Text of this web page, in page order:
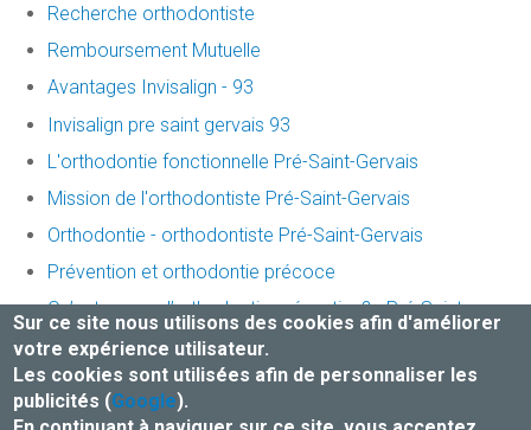
Recherche orthodontiste
Remboursement Mutuelle
Avantages Invisalign - 93
Invisalign pre saint gervais 93
L'orthodontie fonctionnelle Pré-Saint-Gervais
Mission de l'orthodontiste Pré-Saint-Gervais
Orthodontie - orthodontiste Pré-Saint-Gervais
Prévention et orthodontie précoce
Qu’est-ce que l’orthodontie préventive? - Pré-Saint-
Gervais
Traitement invisalign
Sur ce site nous utilisons des cookies afin d'améliorer
votre expérience utilisateur.
Les cookies sont utilisées afin de personnaliser les
publicités (Google).